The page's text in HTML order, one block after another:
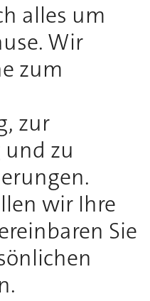
alles um
Wir
zum
zur
zu
wir Ihre
Sie